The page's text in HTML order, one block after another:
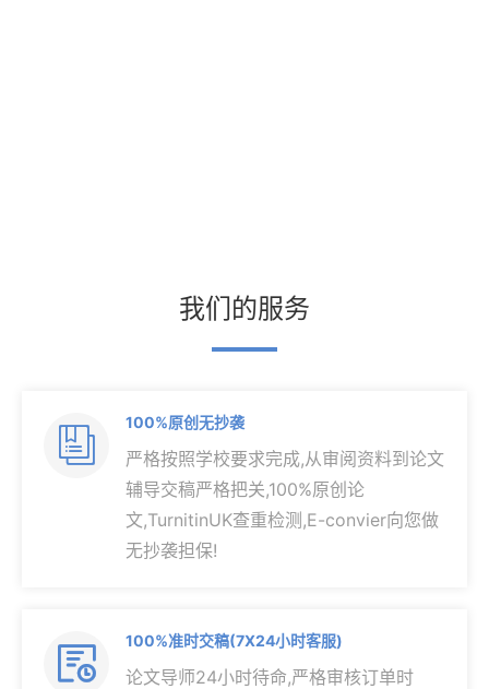
我们的服务

100%原创无抄袭
严格按照学校要求完成,从审阅资料到论文
辅导交稿严格把关,100%原创论
文,TurnitinUK查重检测,E-convier向您做
无抄袭担保!

100%准时交稿(7X24小时客服)
论文导师24小时待命,严格审核订单时